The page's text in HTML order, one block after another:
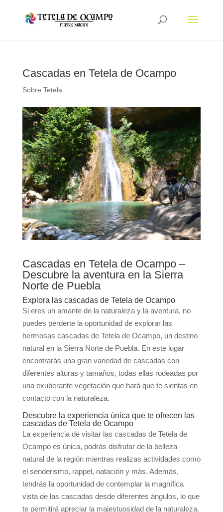
Cascadas en Tetela de Ocampo
Sobre Tetela
Cascadas en Tetela de Ocampo –
Descubre la aventura en la Sierra
Norte de Puebla
Explora las cascadas de Tetela de Ocampo
Si eres un amante de la naturaleza y la aventura, no
puedes perderte la oportunidad de explorar las
hermosas cascadas de Tetela de Ocampo, un destino
natural en la Sierra Norte de Puebla. En este lugar
encontrarás una gran variedad de cascadas con
diferentes alturas y tamaños, todas ellas rodeadas por
una exuberante vegetación que hará que te sientas en
contacto con la naturaleza.
Descubre la experiencia única que te ofrecen las
cascadas de Tetela de Ocampo
La experiencia de visitar las cascadas de Tetela de
Ocampo es única, podrás disfrutar de la belleza
natural de la región mientras realizas actividades como
el senderismo, rappel, natación y más. Además,
tendrás la oportunidad de contemplar la magnífica
vista de las cascadas desde diferentes ángulos, lo que
te permitirá apreciar la majestuosidad de la naturaleza.